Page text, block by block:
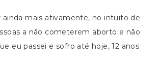
ainda mais ativamente, no intuito de
a não cometerem aborto e não
eu passei e sofro até hoje, 12 anos